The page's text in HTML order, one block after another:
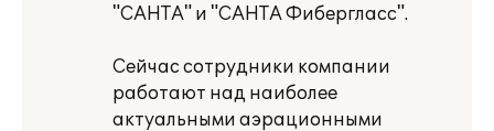
"САНТА" и "САНТА Фибергласс".
Сейчас сотрудники компании
работают над наиболее
актуальными аэрационными